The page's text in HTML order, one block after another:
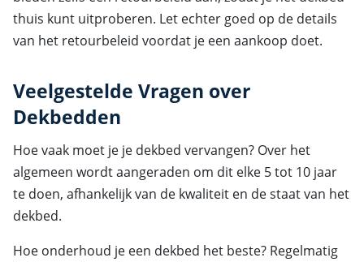
thuis kunt uitproberen. Let echter goed op de details
van het retourbeleid voordat je een aankoop doet.
Veelgestelde Vragen over
Dekbedden
Hoe vaak moet je je dekbed vervangen? Over het
algemeen wordt aangeraden om dit elke 5 tot 10 jaar
te doen, afhankelijk van de kwaliteit en de staat van het
dekbed.
Hoe onderhoud je een dekbed het beste? Regelmatig